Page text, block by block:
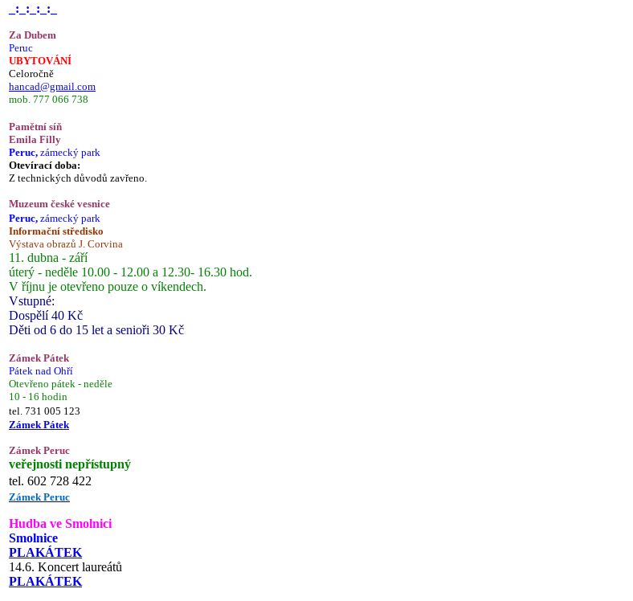
_:_:_:_:_
Za Dubem
Peruc
UBYTOVÁNÍ
Celoročně
hancad@gmail.com
mob. 777 066 738
Pamětní síň
Emila Filly
Peruc, zámecký park
Otevírací doba:
Z technických důvodů zavřeno.
Muzeum české vesnice
Peruc, zámecký park
Informační středisko
Výstava obrazů J. Corvina
11. dubna - září
úterý - neděle 10.00 - 12.00 a 12.30- 16.30 hod.
V říjnu je otevřeno pouze o víkendech.
Vstupné:
Dospělí 40 Kč
Děti od 6 do 15 let a senioři 30 Kč
Zámek Pátek
Pátek nad Ohří
Otevřeno pátek - neděle
10 - 16 hodin
tel. 731 005 123
Zámek Pátek
Zámek Peruc
veřejnosti nepřístupný
tel. 602 728 422
Zámek Peruc
Hudba ve Smolnici
Smolnice
PLAKÁTEK
14.6. Koncert laureátů
PLAKÁTEK